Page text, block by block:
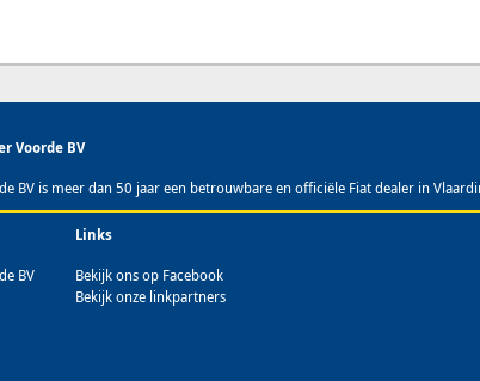
Voorde BV
BV is meer dan 50 jaar een betrouwbare en officiële Fiat dealer in
BV
Links
Bekijk ons op Facebook
Bekijk onze linkpartners